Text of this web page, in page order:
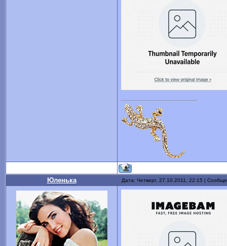
Юленька Дата: Четверг, 27.10.2011, 22:15 |